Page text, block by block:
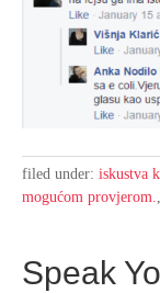
filed under: iskustva
mogućom provjerom.,
Speak